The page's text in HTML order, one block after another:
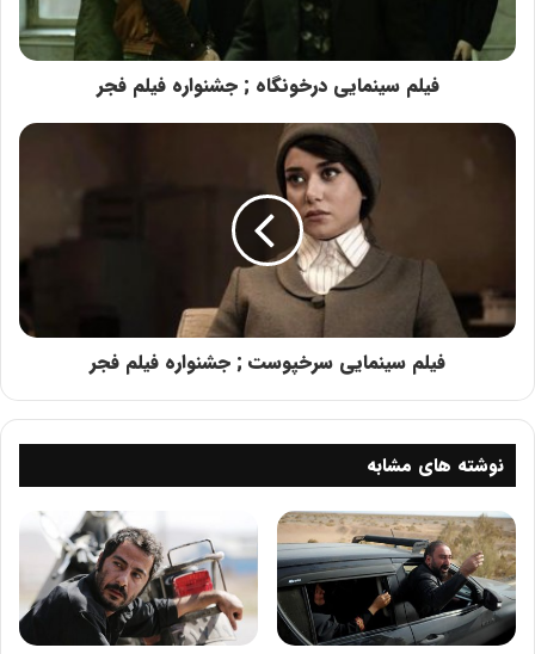
از بازیگران فیلم سینمایی « سال دوم دانکشده‌ من » می‌توان
به علی مصفا، شیوا خسرومهر، مریم بوبانی، شقایق فراهانی،
ویسکا آسایش، پدرام شریفی، سها نیاستی و فرشته ارسطویی
همچنین بخوانید : معرفی فیلم درخونگاه ; جشنواره فیلم
عوامل این فیلم سینمایی عبارتند از:کارگردان: رسول صدرعاملی،
فیلمنامه‌نویس: پرویز شهبازی، مدیر فیلمبرداری: هومن
بهمنش، چهره‌پرداز: عبدالله اسکندری، طراح صحنه و لباس:
منصور شهبازی، صداگذار: سیدمحمود موسوی‌نژاد، موسیقی:
کریستف رضاعی، جلوه‌های ویژه بصری: جواد مطوری،
جلوه‌های ویژه میدانی: آرش آقابیک، عکاس: مریم
تخت‌کشیان و تهیه کننده: مسعود ردایی.
فیلم سینمایی درخونگاه ; جشنواره فیلم فجر
فیلم سینمایی سرخپوست ; جشنواره فیلم فجر
نوشته های مشابه